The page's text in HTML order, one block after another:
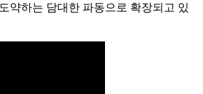
약하는 담대한 파동으로 확장되고 있